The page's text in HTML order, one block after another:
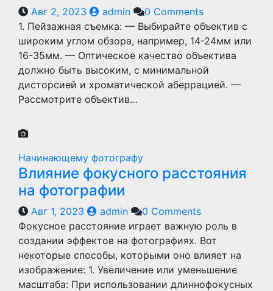
Авг 2, 2023 admin
0 Comments
1. Пейзажная съемка: — Выбирайте объектив с
широким углом обзора, например, 14-24мм или
16-35мм. — Оптическое качество объектива
должно быть высоким, с минимальной
дисторсией и хроматической аберрацией. —
Рассмотрите объектив…
Начинающему фотографу
Влияние фокусного расстояния
на фотографии
Авг 1, 2023 admin
0 Comments
Фокусное расстояние играет важную роль в
создании эффектов на фотографиях. Вот
некоторые способы, которыми оно влияет на
изображение: 1. Увеличение или уменьшение
масштаба: При использовании длиннофокусных